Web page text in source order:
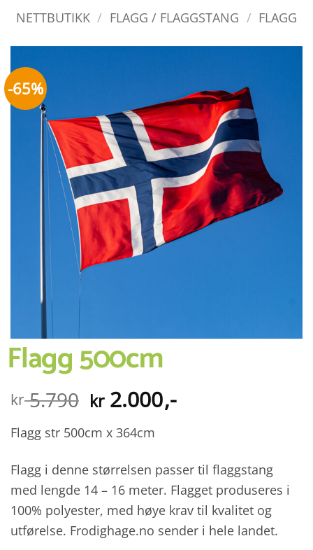
NETTBUTIKK / FLAGG / FLAGGSTANG / FLAGG
-65%
Flagg 500cm
kr5.790 Opprinnelig
pris
var:
kr2.000Nåværende
pris
,-
Flagg str 500cm x 364cm
Flagg i denne størrelsen passer til flaggstang
med lengde 14 – 16 meter. Flagget produseres i
100% polyester, med høye krav til kvalitet og
utførelse. Frodighage.no sender i hele landet.